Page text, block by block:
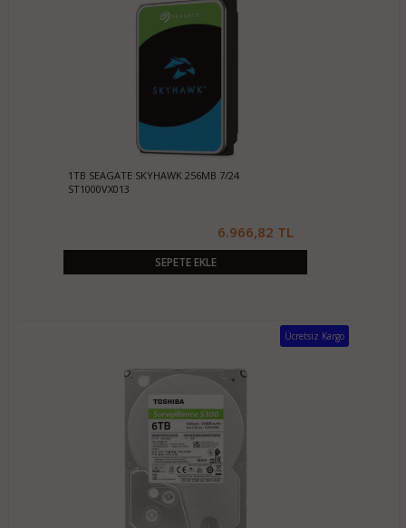
1TB SEAGATE SKYHAWK 256MB 7/24
ST1000VX013
6.966,82 TL
SEPETE EKLE
Ücretsiz Kargo